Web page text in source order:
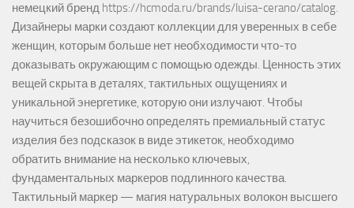
немецкий бренд https://hcmoda.ru/brands/luisa-cerano/catalog.
Дизайнеры марки создают коллекции для уверенных в себе
женщин, которым больше нет необходимости что-то
доказывать окружающим с помощью одежды. Ценность этих
вещей скрыта в деталях, тактильных ощущениях и
уникальной энергетике, которую они излучают. Чтобы
научиться безошибочно определять премиальный статус
изделия без подсказок в виде этикеток, необходимо
обратить внимание на несколько ключевых,
фундаментальных маркеров подлинного качества.
Тактильный маркер — магия натуральных волокон высшего